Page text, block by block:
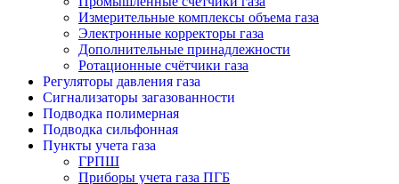
Измерительные комплексы объема газа
Электронные корректоры газа
Дополнительные принадлежности
Ротационные счётчики газа
Регуляторы давления газа
Сигнализаторы загазованности
Подводка полимерная
Подводка сильфонная
Пункты учета газа
ГРПШ
Приборы учета газа ПГБ